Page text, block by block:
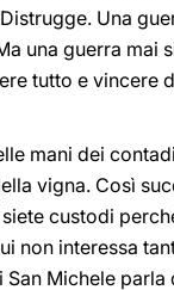
Una
una guerra mai
tutto e vincere
mani dei
vigna. Così
custodi
non interessa
Michele parla